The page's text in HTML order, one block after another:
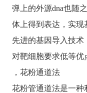
弹上的外源dna也随
体上得到表达，实现
先进的基因导入技术
对靶细胞要求低等优
，花粉通道法
花粉管通道法是一种